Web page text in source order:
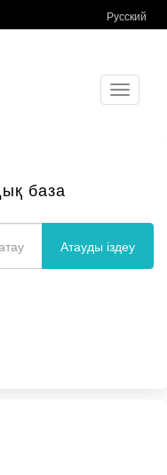
Русский
Toggle
база
Атауды іздеу